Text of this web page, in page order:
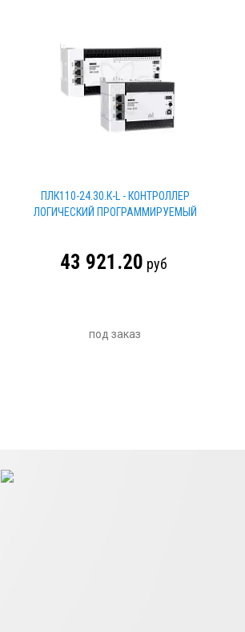
ПЛК110-24.30.К-L - КОНТРОЛЛЕР
ЛОГИЧЕСКИЙ ПРОГРАММИРУЕМЫЙ
43 921.20 руб
под заказ